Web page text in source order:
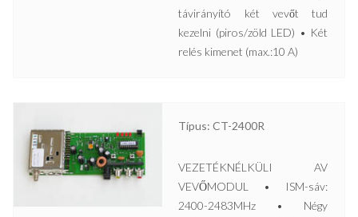
távirányító két vevőt tud
kezelni (piros/zöld LED) • Két
relés kimenet (max.:10 A)
Típus: CT-2400R
VEZETÉKNÉLKÜLI AV
VEVŐMODUL • ISM-sáv:
2400-2483MHz • Négy